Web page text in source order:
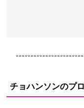
チョハンソンのプ